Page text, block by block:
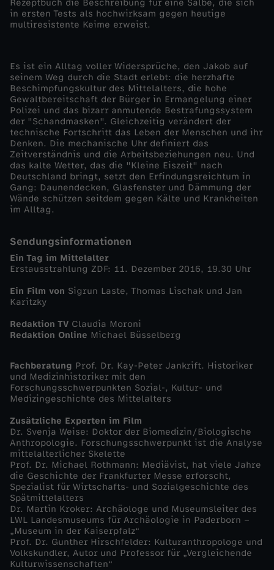
Rezeptbuch die Beschreibung für eine Salbe, die sich
in ersten Tests als hochwirksam gegen heutige
multiresistente Keime erweist.
Es ist ein Alltag voller Widersprüche, den Jakob auf
seinem Weg durch die Stadt erlebt: die herzhafte
Beschimpfungskultur des Mittelalters, die hohe
Gewaltbereitschaft der Bürger in Ermangelung einer
Polizei und das bizarr anmutende Bestrafungssystem
der "Schandmasken". Gleichzeitig verändert der
technische Fortschritt das Leben der Menschen und ihr
Denken. Die mechanische Uhr definiert das
Zeitverständnis und die Arbeitsbeziehungen neu. Und
das kalte Wetter, das die "Kleine Eiszeit" nach
Deutschland bringt, setzt den Erfindungsreichtum in
Gang: Daunendecken, Glasfenster und Dämmung der
Wände schützen seitdem gegen Kälte und Krankheiten
im Alltag.
Sendungsinformationen
Ein Tag im Mittelalter
Erstausstrahlung ZDF: 11. Dezember 2016, 19.30 Uhr
Ein Film von Sigrun Laste, Thomas Lischak und Jan
Karitzky
Redaktion TV Claudia Moroni
Redaktion Online Michael Büsselberg
Fachberatung Prof. Dr. Kay-Peter Jankrift. Historiker
und Medizinhistoriker mit den
Forschungsschwerpunkten Sozial-, Kultur- und
Medizingeschichte des Mittelalters
Zusätzliche Experten im Film
Dr. Svenja Weise: Doktor der Biomedizin/Biologische
Anthropologie. Forschungsschwerpunkt ist die Analyse
mittelalterlicher Skelette
Prof. Dr. Michael Rothmann: Mediävist, hat viele Jahre
die Geschichte der Frankfurter Messe erforscht,
Spezialist für Wirtschafts- und Sozialgeschichte des
Spätmittelalters
Dr. Martin Kroker: Archäologe und Museumsleiter des
LWL Landesmuseums für Archäologie in Paderborn –
„Museum in der Kaiserpfalz“
Prof. Dr. Gunther Hirschfelder: Kulturanthropologe und
Volkskundler, Autor und Professor für „Vergleichende
Kulturwissenschaften“